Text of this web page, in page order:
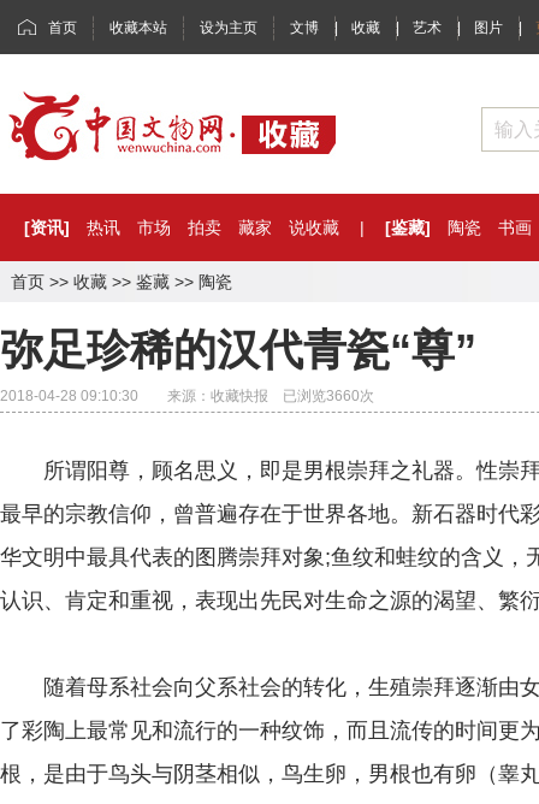
首页 收藏本站 设为主页 文博 | 收藏 | 艺术 | 图片 |
[资讯] 热讯 市场 拍卖 藏家 说收藏 | [鉴藏] 陶瓷 书画
首页 >> 收藏 >> 鉴藏 >> 陶瓷
弥足珍稀的汉代青瓷“尊”
2018-04-28 09:10:30 来源：收藏快报 已浏览3660次
所谓阳尊，顾名思义，即是男根崇拜之礼器。性崇
最早的宗教信仰，曾普遍存在于世界各地。新石器时代
华文明中最具代表的图腾崇拜对象;鱼纹和蛙纹的含义，
认识、肯定和重视，表现出先民对生命之源的渴望、繁
随着母系社会向父系社会的转化，生殖崇拜逐渐由
了彩陶上最常见和流行的一种纹饰，而且流传的时间更
根，是由于鸟头与阴茎相似，鸟生卵，男根也有卵（睾